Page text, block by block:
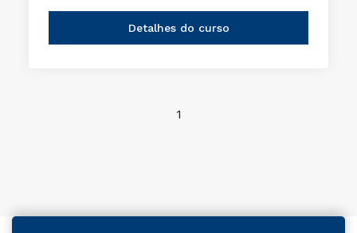
Detalhes do curso
1